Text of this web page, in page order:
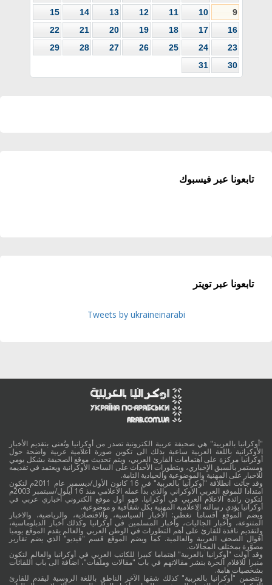
9
10
11
12
13
14
15
16
17
18
19
20
21
22
23
24
25
26
27
28
29
30
31
تابعونا عبر فيسبوك
تابعونا عبر تويتر
Tweets by ukraineinarabi
"أوكرانيا بالعربية" هي صحيفة عربية الكترونية تصدر من أوكرانيا وتُعنى بتقديم الأخبار
الأوكرانية باللغة العربية ساعية بذلك الى تكوين صورة اعلامية عربية واضحة حول
أوكرانيا مركزة على اهتمامات القارئ العربي، ويتم تحديث موقع الصحيفة بشكل يومي
ومستمر بالسبق الإخباري، وبتطورات الأحداث على الساحة الأوكرانية ويعتمد في تقديمه
للاخبار على المهنية والموضوعية والحيادية التامة.
وقد جائت انطلاقة "أوكرانيا بالعربية" في 16 كانون الأول/ديسمبر عام 2011م لتكون
امتدادا للموقع العربي الاوكراني والذي بدأ عمله الاعلامي منذ 16 أيلول/سبتمبر 2003م
لتكون رائدة الاعلام العربي في أوكرانيا. فهو أول موقع الكتروني أخباري عربي في
أوكرانيا يؤدي رسالته الاعلامية المهنية بكل شفافية و موضوعية.
ويضم الموقع أقساماً تغطي: الأخبار السياسية، والاقتصادية، والرياضية، والاخبار
المتنوعة، وأخبار الجاليات، وأخبار المسلمين في أوكرانيا وكذلك أخبار الدبلوماسية،
ولتقديم نافذة للقارئ على أهم التطورات في الوطن العربي والعالم يقدم الموقع يوميا
أقوال الصحف العربية والعالمية. كما ويضم الموقع قسم "فيديو" الذي يضم تقارير
مصوَّرة بمختلف المجالات.
وقد أولت "أوكرانيا بالعربية" اهتماما كبيرا للكاتب العربي في أوكرانيا والعالم لتكون
منبرا للاقلام الحرة بنشر مقالاتهم في باب "مقالات وملفات"، اضافة الى باب اللقائات
بشخصيات هامة.
وتتضمن "أوكرانيا بالعربية" كذلك شقها الآخر الناطق باللغة الروسية ليقدم للقارئ